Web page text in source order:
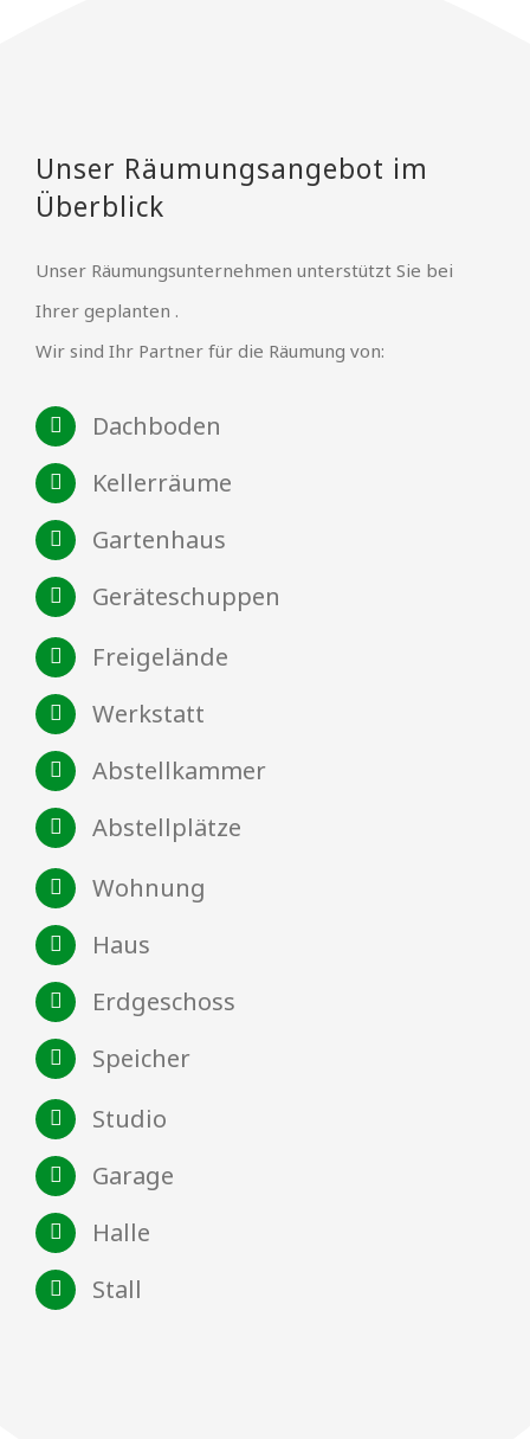
Unser Räumungsangebot im
Überblick
Unser Räumungsunternehmen unterstützt Sie bei
Ihrer geplanten .
Wir sind Ihr Partner für die Räumung von:
Dachboden
Kellerräume
Gartenhaus
Geräteschuppen
Freigelände
Werkstatt
Abstellkammer
Abstellplätze
Wohnung
Haus
Erdgeschoss
Speicher
Studio
Garage
Halle
Stall